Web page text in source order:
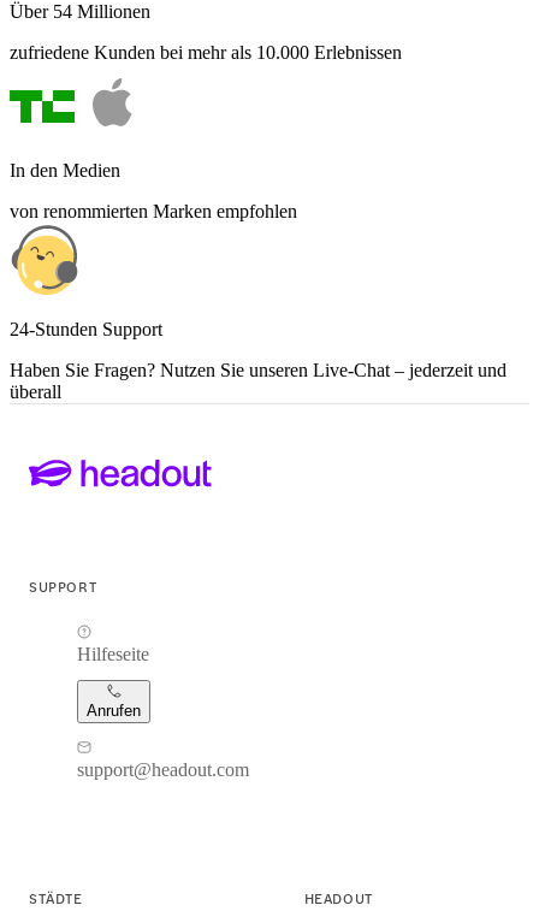
Über 54 Millionen
zufriedene Kunden bei mehr als 10.000 Erlebnissen
In den Medien
von renommierten Marken empfohlen
24-Stunden Support
Haben Sie Fragen? Nutzen Sie unseren Live-Chat – jederzeit und
überall
SUPPORT
Hilfeseite
Anrufen
support@headout.com
STÄDTE HEADOUT